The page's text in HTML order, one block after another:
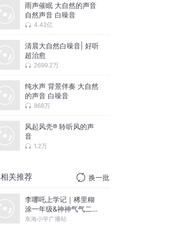
雨声催眠 大自然的声音
自然声音 白噪音
4.42亿
清晨大自然白噪音| 好听
超治愈
2699.2万
纯水声 背景伴奏 大自然
的声音 白噪音
868万
风起风壳® 聆听风的声
音
1.2万
相关推荐 换一批
李哪吒上学记｜稀里糊
涂一年级&神神气气二年
级
东海小学广播站